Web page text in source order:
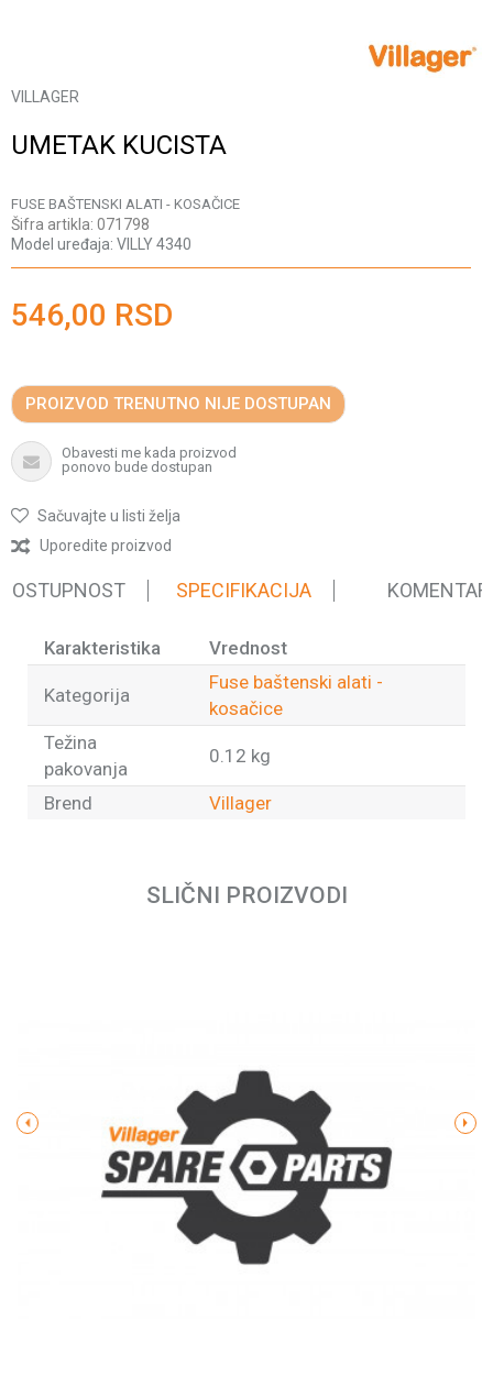
VILLAGER
UMETAK KUCISTA
FUSE BAŠTENSKI ALATI - KOSAČICE
Šifra artikla: 071798
Model uređaja: VILLY 4340
546,00 RSD
PROIZVOD TRENUTNO NIJE DOSTUPAN
Obavesti me kada proizvod
ponovo bude dostupan
Sačuvajte u listi želja
Uporedite proizvod
SPECIFIKACIJA
Karakteristika Vrednost
Kategorija
Fuse baštenski alati -
kosačice
Težina
pakovanja
0.12 kg
Brend Villager
POŠALJI
SLIČNI PROIZVODI